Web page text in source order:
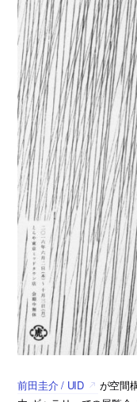
前田圭介 / UID
が空間